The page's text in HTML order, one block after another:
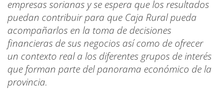
empresas sorianas y se espera que los resultados
puedan contribuir para que Caja Rural pueda
acompañarlos en la toma de decisiones
financieras de sus negocios así como de ofrecer
un contexto real a los diferentes grupos de interés
que forman parte del panorama económico de la
provincia.